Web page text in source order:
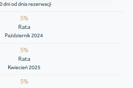
dni od dnia rezerwacji
5%
Rata
Październik 2024
5%
Rata
Kwiecień 2025
5%